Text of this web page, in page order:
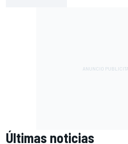
Últimas noticias